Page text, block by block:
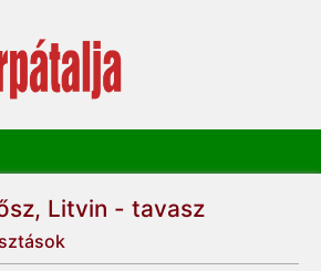
Litvin - tavasz